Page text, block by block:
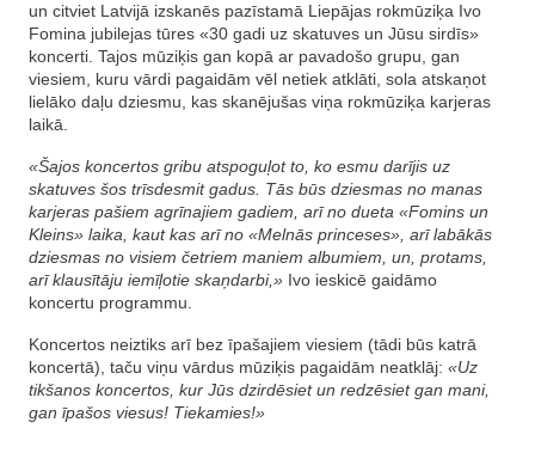
un citviet Latvijā izskanēs pazīstamā Liepājas rokmūziķa Ivo
Fomina jubilejas tūres «30 gadi uz skatuves un Jūsu sirdīs»
koncerti. Tajos mūziķis gan kopā ar pavadošo grupu, gan
viesiem, kuru vārdi pagaidām vēl netiek atklāti, sola atskaņot
lielāko daļu dziesmu, kas skanējušas viņa rokmūziķa karjeras
laikā.
«Šajos koncertos gribu atspoguļot to, ko esmu darījis uz
skatuves šos trīsdesmit gadus. Tās būs dziesmas no manas
karjeras pašiem agrīnajiem gadiem, arī no dueta «Fomins un
Kleins» laika, kaut kas arī no «Melnās princeses», arī labākās
dziesmas no visiem četriem maniem albumiem, un, protams,
arī klausītāju iemīļotie skaņdarbi,» Ivo ieskicē gaidāmo
koncertu programmu.
Koncertos neiztiks arī bez īpašajiem viesiem (tādi būs katrā
koncertā), taču viņu vārdus mūziķis pagaidām neatklāj: «Uz
tikšanos koncertos, kur Jūs dzirdēsiet un redzēsiet gan mani,
gan īpašos viesus! Tiekamies!»